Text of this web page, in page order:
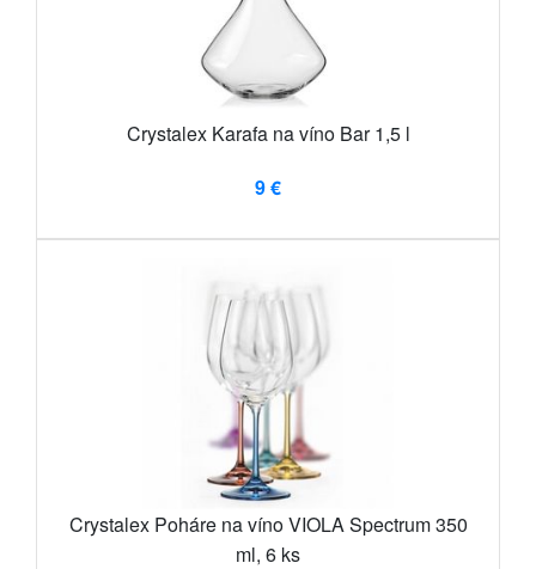
Crystalex Karafa na víno Bar 1,5 l
9 €
Crystalex Poháre na víno VIOLA Spectrum 350
ml, 6 ks